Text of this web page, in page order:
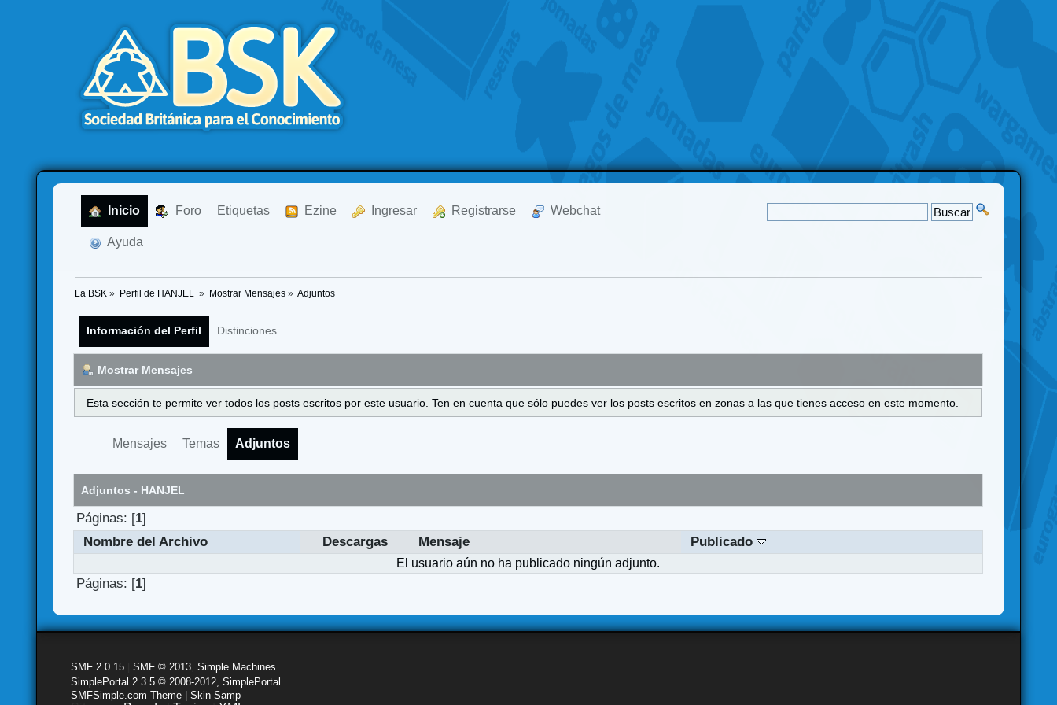
Inicio Foro Etiquetas Ezine Ingresar Registrarse Webchat
Ayuda
La BSK » Perfil de HANJEL » Mostrar Mensajes» Adjuntos
Información del Perfil Distinciones
Mostrar Mensajes
Esta sección te permite ver todos los posts escritos por este usuario. Ten en cuenta que sólo puedes ver los posts escritos en zonas a las que tienes acceso en este momento.
Mensajes Temas Adjuntos
Adjuntos - HANJEL
Páginas: [1]
Nombre del Archivo
Descargas Mensaje Publicado
El usuario aún no ha publicado ningún adjunto.
Páginas: [1]
SMF 2.0.15 |SMF © 2013 ,Simple Machines
SimplePortal 2.3.5 © 2008-2012, SimplePortal
SMFSimple.com Theme | Skin Samp